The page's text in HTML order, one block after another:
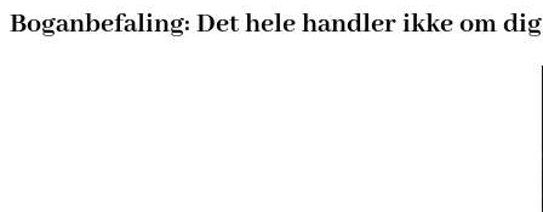
Boganbefaling: Det hele handler ikke om dig